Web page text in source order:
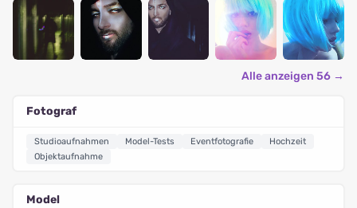
Alle anzeigen 56 →
Fotograf
Studioaufnahmen Model-Tests Eventfotografie
Hochzeit
Objektaufnahme
Model